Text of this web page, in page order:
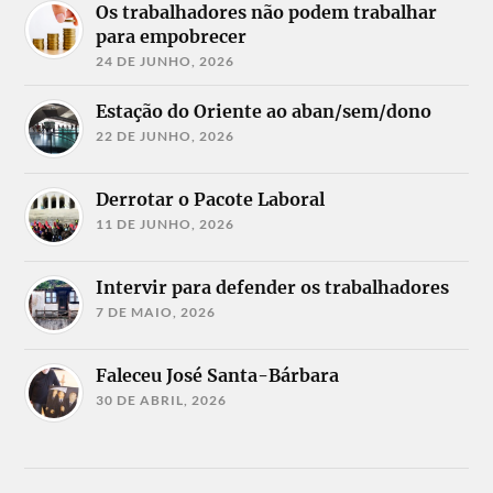
Os trabalhadores não podem trabalhar
para empobrecer
24 DE JUNHO, 2026
Estação do Oriente ao aban/sem/dono
22 DE JUNHO, 2026
Derrotar o Pacote Laboral
11 DE JUNHO, 2026
Intervir para defender os trabalhadores
7 DE MAIO, 2026
Faleceu José Santa-Bárbara
30 DE ABRIL, 2026